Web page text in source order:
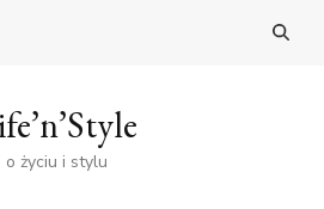
o życiu i stylu